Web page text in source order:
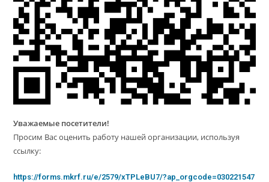
Уважаемые посетители!
Просим Вас оценить работу нашей организации, используя
ссылку:
https://forms.mkrf.ru/e/2579/xTPLeBU7/?ap_orgcode=030221547